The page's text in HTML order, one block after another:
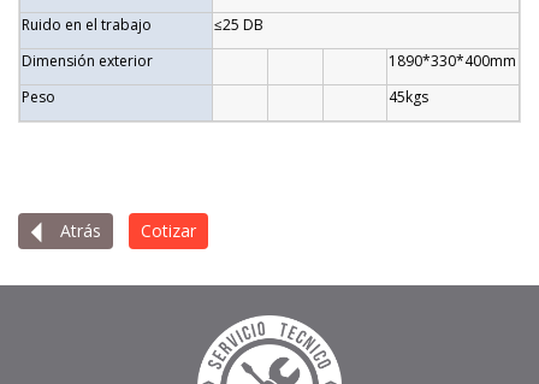
Ruido en el trabajo
≤25 DB
Dimensión exterior
1890*330*400mm
Peso
45kgs
Atrás Cotizar